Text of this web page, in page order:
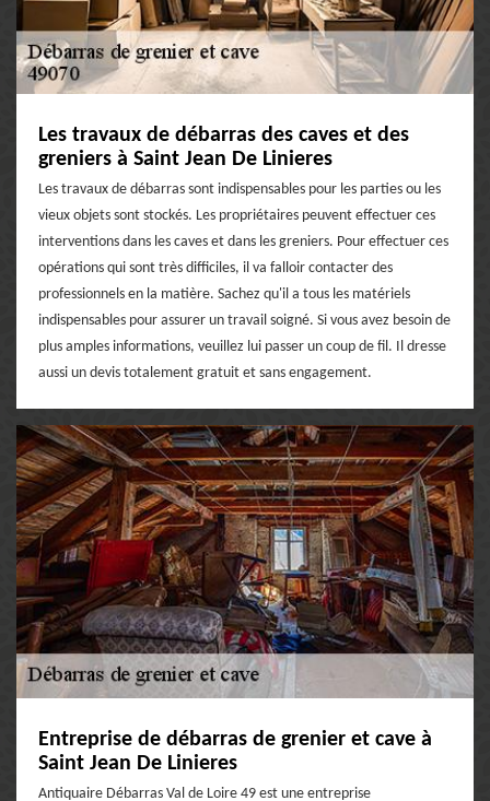
Les travaux de débarras des caves et des
greniers à Saint Jean De Linieres
Les travaux de débarras sont indispensables pour les parties ou les
vieux objets sont stockés. Les propriétaires peuvent effectuer ces
interventions dans les caves et dans les greniers. Pour effectuer ces
opérations qui sont très difficiles, il va falloir contacter des
professionnels en la matière. Sachez qu'il a tous les matériels
indispensables pour assurer un travail soigné. Si vous avez besoin de
plus amples informations, veuillez lui passer un coup de fil. Il dresse
aussi un devis totalement gratuit et sans engagement.
Entreprise de débarras de grenier et cave à
Saint Jean De Linieres
Antiquaire Débarras Val de Loire 49 est une entreprise